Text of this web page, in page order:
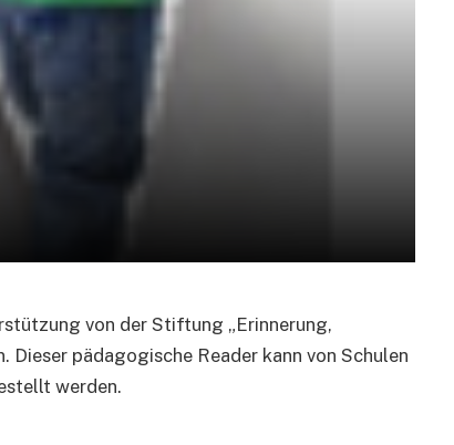
von der Stiftung „Erinnerung,
pädagogische Reader kann von Schulen
werden.